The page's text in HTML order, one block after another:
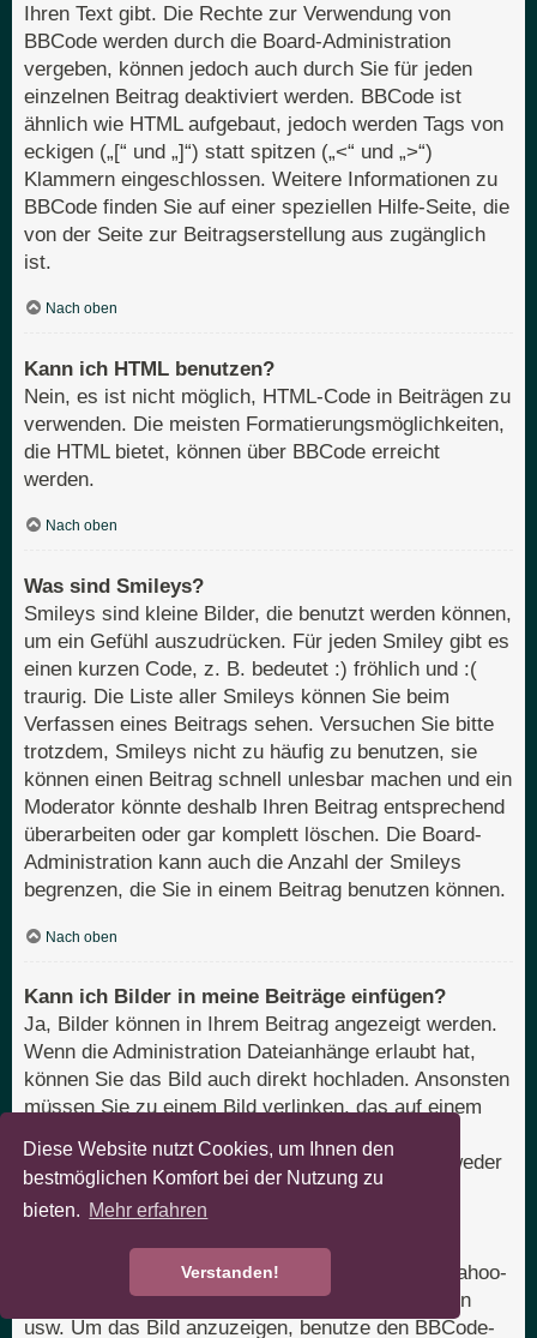
Diese Website nutzt Cookies, um Ihnen den
bestmöglichen Komfort bei der Nutzung zu
bieten. Mehr erfahren
Verstanden!
Ihren Text gibt. Die Rechte zur Verwendung von
BBCode werden durch die Board-Administration
vergeben, können jedoch auch durch Sie für jeden
einzelnen Beitrag deaktiviert werden. BBCode ist
ähnlich wie HTML aufgebaut, jedoch werden Tags von
eckigen („[“ und „]“) statt spitzen („<“ und „>“)
Klammern eingeschlossen. Weitere Informationen zu
BBCode finden Sie auf einer speziellen Hilfe-Seite, die
von der Seite zur Beitragserstellung aus zugänglich
ist.
Nach oben
Kann ich HTML benutzen?
Nein, es ist nicht möglich, HTML-Code in Beiträgen zu
verwenden. Die meisten Formatierungsmöglichkeiten,
die HTML bietet, können über BBCode erreicht
werden.
Nach oben
Was sind Smileys?
Smileys sind kleine Bilder, die benutzt werden können,
um ein Gefühl auszudrücken. Für jeden Smiley gibt es
einen kurzen Code, z. B. bedeutet :) fröhlich und :(
traurig. Die Liste aller Smileys können Sie beim
Verfassen eines Beitrags sehen. Versuchen Sie bitte
trotzdem, Smileys nicht zu häufig zu benutzen, sie
können einen Beitrag schnell unlesbar machen und ein
Moderator könnte deshalb Ihren Beitrag entsprechend
überarbeiten oder gar komplett löschen. Die Board-
Administration kann auch die Anzahl der Smileys
begrenzen, die Sie in einem Beitrag benutzen können.
Nach oben
Kann ich Bilder in meine Beiträge einfügen?
Ja, Bilder können in Ihrem Beitrag angezeigt werden.
Wenn die Administration Dateianhänge erlaubt hat,
können Sie das Bild auch direkt hochladen. Ansonsten
müssen Sie zu einem Bild verlinken, das auf einem
http://www.domain.tld/mein-bild.gif. Sie können weder
Bilder verlinken, die sich auf Ihrem eigenen PC
befinden (außer es ist ein öffentlich zugänglicher
Server), noch zu Bildern, die nur nach einer
Anmeldung verfügbar sind, z. B. Hotmail- oder Yahoo-
Mailboxen, mit einem Passwort geschützte Seiten
usw. Um das Bild anzuzeigen, benutze den BBCode-